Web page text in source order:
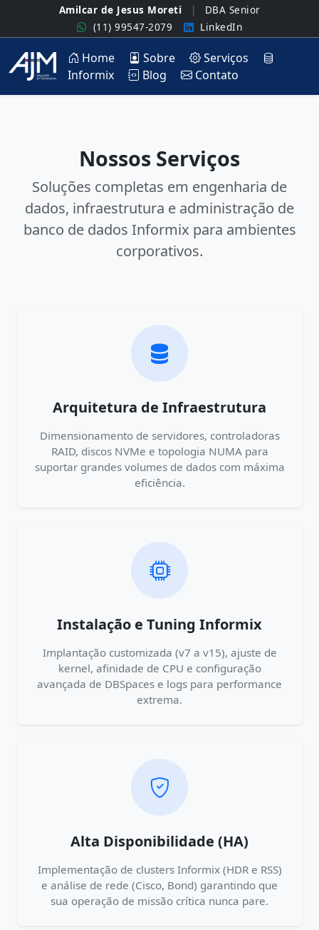
Amilcar de Jesus Moreti |
DBA Senior
(11) 99547-2079
LinkedIn
Home Sobre
Serviços
Informix
Blog Contato
Nossos Serviços
Soluções completas em engenharia de
dados, infraestrutura e administração de
banco de dados Informix para ambientes
corporativos.
Arquitetura de Infraestrutura
Dimensionamento de servidores, controladoras
RAID, discos NVMe e topologia NUMA para
suportar grandes volumes de dados com máxima
eficiência.
Instalação e Tuning Informix
Implantação customizada (v7 a v15), ajuste de
kernel, afinidade de CPU e configuração
avançada de DBSpaces e logs para performance
extrema.
Alta Disponibilidade (HA)
Implementação de clusters Informix (HDR e RSS)
e análise de rede (Cisco, Bond) garantindo que
sua operação de missão crítica nunca pare.